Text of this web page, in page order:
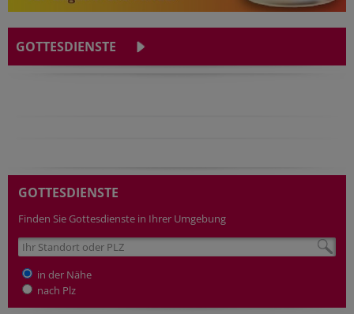
GOTTESDIENSTE
GOTTESDIENSTE
Finden Sie Gottesdienste in Ihrer Umgebung
in der Nähe
nach Plz